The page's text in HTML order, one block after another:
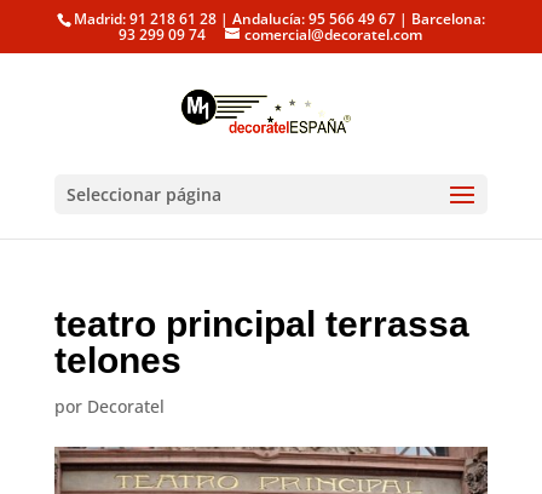
Madrid: 91 218 61 28 | Andalucía: 95 566 49 67 | Barcelona:
93 299 09 74 comercial@decoratel.com
Seleccionar página
teatro principal terrassa
telones
por Decoratel